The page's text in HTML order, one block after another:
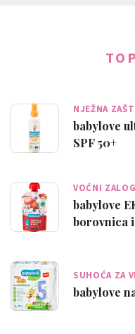
TOP
NJEŽNA
babylove
SPF 50+
VOĆNI
babylove
borovnica
SUHOĆA ZA
babylove